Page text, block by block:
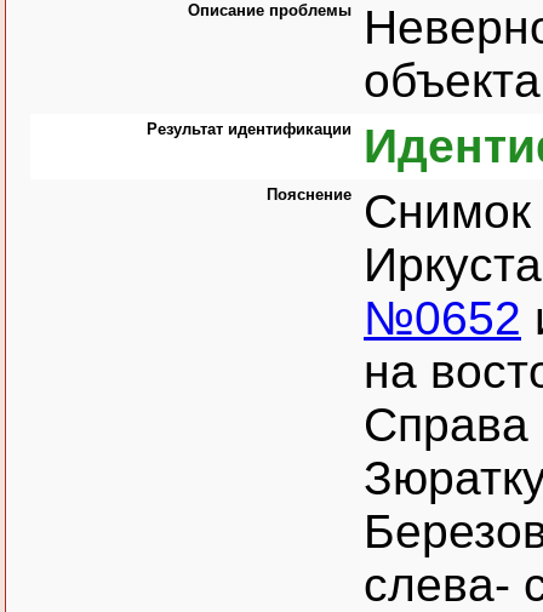
Описание проблемы
Результат идентификации
Пояснение
Снимок
№0652
на
Справа
слева-